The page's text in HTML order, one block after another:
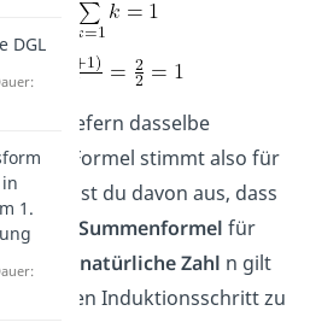
Seiten liefern dasselbe
die Formel stimmt also für
Jetzt gehst du davon aus, dass
Summenformel für
natürliche Zahl n gilt
den Induktionsschritt zu
DGL
1.